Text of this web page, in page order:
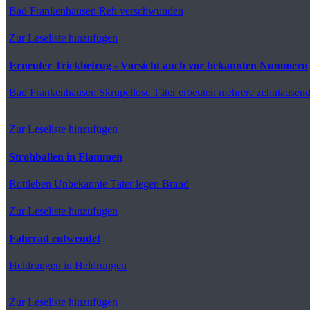
Bad Frankenhausen Reh verschwunden
Zur Leseliste hinzufügen
Erneuter Trickbetrug - Vorsicht auch vor bekannten Nummern
Bad Frankenhausen Skrupellose Täter erbeuten mehrere
Zur Leseliste hinzufügen
Strohballen in Flammen
Rottleben Unbekannte Täter legen Brand
Zur Leseliste hinzufügen
Fahrrad entwendet
Heldrungen in Heldrungen
Zur Leseliste hinzufügen